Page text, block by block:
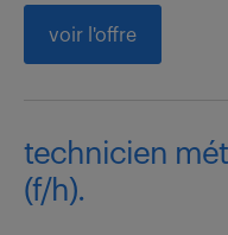
voir l'offre
technicien
(f/h).